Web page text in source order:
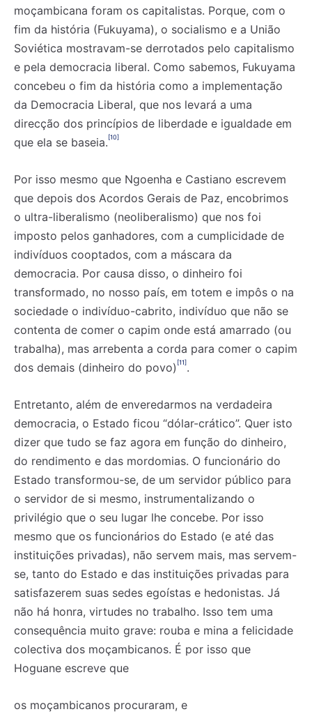
moçambicana foram os capitalistas. Porque, com o
fim da história (Fukuyama), o socialismo e a União
Soviética mostravam-se derrotados pelo capitalismo
e pela democracia liberal. Como sabemos, Fukuyama
concebeu o fim da história como a implementação
da Democracia Liberal, que nos levará a uma
direcção dos princípios de liberdade e igualdade em
que ela se baseia.[10]
Por isso mesmo que Ngoenha e Castiano escrevem
que depois dos Acordos Gerais de Paz, encobrimos
o ultra-liberalismo (neoliberalismo) que nos foi
imposto pelos ganhadores, com a cumplicidade de
indivíduos cooptados, com a máscara da
democracia. Por causa disso, o dinheiro foi
transformado, no nosso país, em totem e impôs o na
sociedade o indivíduo-cabrito, indivíduo que não se
contenta de comer o capim onde está amarrado (ou
trabalha), mas arrebenta a corda para comer o capim
dos demais (dinheiro do povo) [11].
Entretanto, além de enveredarmos na verdadeira
democracia, o Estado ficou “dólar-crático”. Quer isto
dizer que tudo se faz agora em função do dinheiro,
do rendimento e das mordomias. O funcionário do
Estado transformou-se, de um servidor público para
o servidor de si mesmo, instrumentalizando o
privilégio que o seu lugar lhe concebe. Por isso
mesmo que os funcionários do Estado (e até das
instituições privadas), não servem mais, mas servem-
se, tanto do Estado e das instituições privadas para
satisfazerem suas sedes egoístas e hedonistas. Já
não há honra, virtudes no trabalho. Isso tem uma
consequência muito grave: rouba e mina a felicidade
colectiva dos moçambicanos. É por isso que
Hoguane escreve que
os moçambicanos procuraram, e